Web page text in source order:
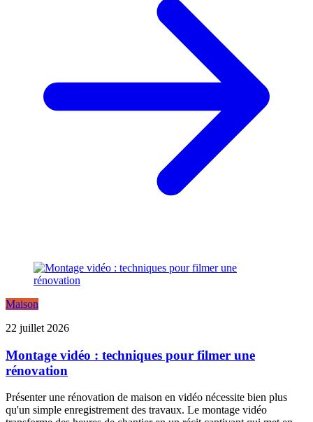
Maison
22 juillet 2026
Montage vidéo : techniques pour filmer une
rénovation
Présenter une rénovation de maison en vidéo nécessite bien plus
qu'un simple enregistrement des travaux. Le montage vidéo